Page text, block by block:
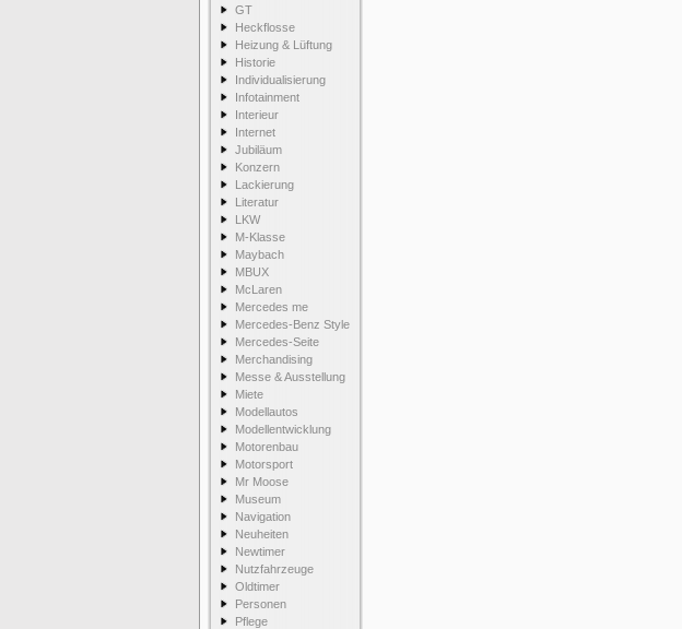
GT
Heckflosse
Heizung & Lüftung
Historie
Individualisierung
Infotainment
Interieur
Internet
Jubiläum
Konzern
Lackierung
Literatur
LKW
M-Klasse
Maybach
MBUX
McLaren
Mercedes me
Mercedes-Benz Style
Mercedes-Seite
Merchandising
Messe & Ausstellung
Miete
Modellautos
Modellentwicklung
Motorenbau
Motorsport
Mr Moose
Museum
Navigation
Neuheiten
Newtimer
Nutzfahrzeuge
Oldtimer
Personen
Pflege